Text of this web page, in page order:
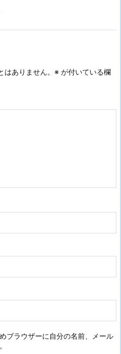
ありません。 ※ が付いている欄
ブラウザーに自分の名前、メール